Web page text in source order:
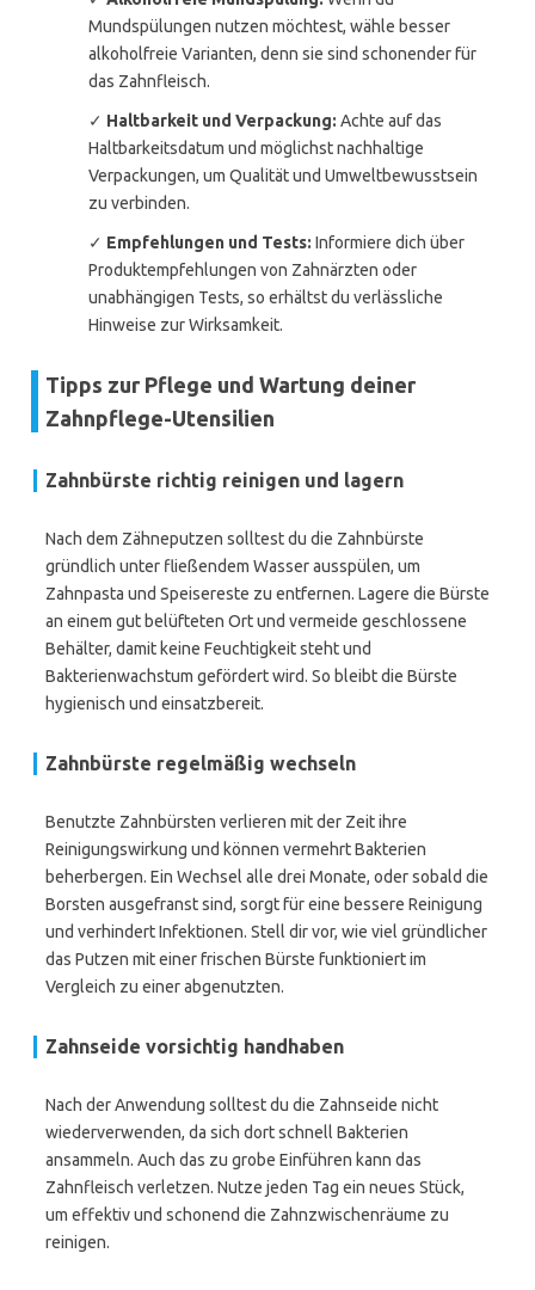
Mundspülungen nutzen möchtest, wähle besser
alkoholfreie Varianten, denn sie sind schonender für
das Zahnfleisch.
✓ Haltbarkeit und Verpackung: Achte auf das
Haltbarkeitsdatum und möglichst nachhaltige
Verpackungen, um Qualität und Umweltbewusstsein
zu verbinden.
✓ Empfehlungen und Tests: Informiere dich über
Produktempfehlungen von Zahnärzten oder
unabhängigen Tests, so erhältst du verlässliche
Hinweise zur Wirksamkeit.
Tipps zur Pflege und Wartung deiner
Zahnpflege-Utensilien
Zahnbürste richtig reinigen und lagern
Nach dem Zähneputzen solltest du die Zahnbürste
gründlich unter fließendem Wasser ausspülen, um
Zahnpasta und Speisereste zu entfernen. Lagere die Bürste
an einem gut belüfteten Ort und vermeide geschlossene
Behälter, damit keine Feuchtigkeit steht und
Bakterienwachstum gefördert wird. So bleibt die Bürste
hygienisch und einsatzbereit.
Zahnbürste regelmäßig wechseln
Benutzte Zahnbürsten verlieren mit der Zeit ihre
Reinigungswirkung und können vermehrt Bakterien
beherbergen. Ein Wechsel alle drei Monate, oder sobald die
Borsten ausgefranst sind, sorgt für eine bessere Reinigung
und verhindert Infektionen. Stell dir vor, wie viel gründlicher
das Putzen mit einer frischen Bürste funktioniert im
Vergleich zu einer abgenutzten.
Zahnseide vorsichtig handhaben
Nach der Anwendung solltest du die Zahnseide nicht
wiederverwenden, da sich dort schnell Bakterien
ansammeln. Auch das zu grobe Einführen kann das
Zahnfleisch verletzen. Nutze jeden Tag ein neues Stück,
um effektiv und schonend die Zahnzwischenräume zu
reinigen.